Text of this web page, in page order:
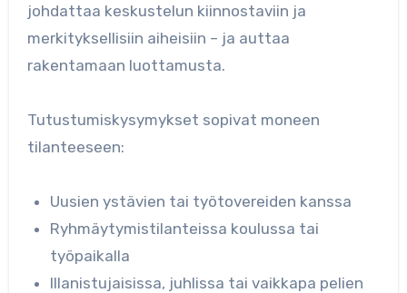
johdattaa keskustelun kiinnostaviin ja
merkityksellisiin aiheisiin – ja auttaa
rakentamaan luottamusta.
Tutustumiskysymykset sopivat moneen
tilanteeseen:
Uusien ystävien tai työtovereiden kanssa
Ryhmäytymistilanteissa koulussa tai
työpaikalla
Illanistujaisissa, juhlissa tai vaikkapa pelien